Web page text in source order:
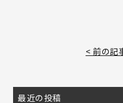
< 前の記
最近の投稿